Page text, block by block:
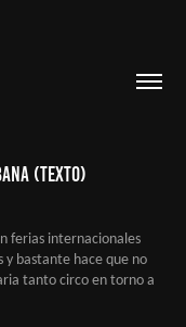
(texto)
ferias internacionales
y bastante hace que no
tanto circo en torno a